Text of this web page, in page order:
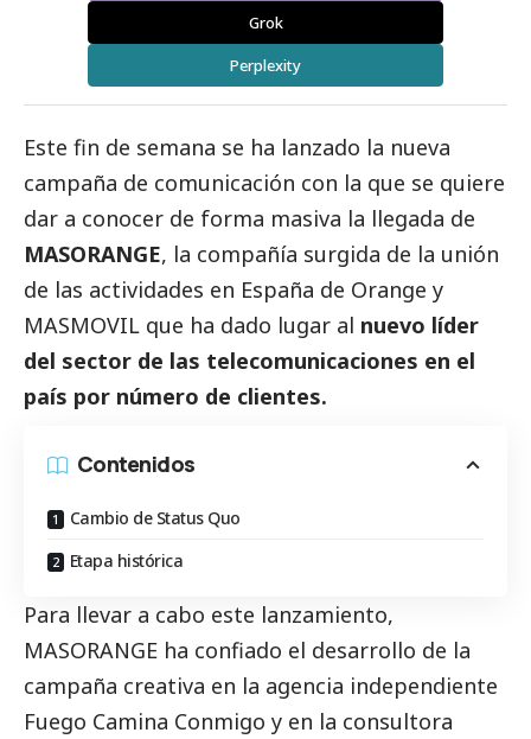
Grok
Perplexity
Este fin de semana se ha lanzado la nueva
campaña de comunicación con la que se quiere
dar a conocer de forma masiva la llegada de
MASORANGE, la compañía surgida de la unión
de las actividades en España de Orange y
MASMOVIL que ha dado lugar al nuevo líder
del sector de las telecomunicaciones en el
país por número de clientes.
Contenidos
Cambio de Status Quo
Etapa histórica
Para llevar a cabo este lanzamiento,
MASORANGE ha confiado el desarrollo de la
campaña creativa en la agencia independiente
Fuego Camina Conmigo y en la consultora